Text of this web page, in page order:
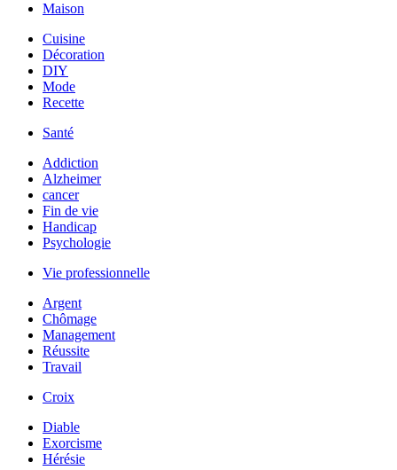
Maison
Cuisine
Décoration
DIY
Mode
Recette
Santé
Addiction
Alzheimer
cancer
Fin de vie
Handicap
Psychologie
Vie professionnelle
Argent
Chômage
Management
Réussite
Travail
Croix
Diable
Exorcisme
Hérésie